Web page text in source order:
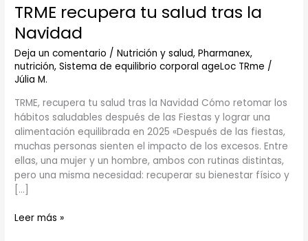
TRME recupera tu salud tras la
Navidad
Deja un comentario /Nutrición y salud,Pharmanex,
nutrición,Sistema de equilibrio corporal ageLoc TRme /
Júlia M.
TRME, recupera tu salud tras la Navidad Cómo retomar los
hábitos saludables después de las Fiestas y lograr una
alimentación equilibrada en 2025 «Después de las fiestas,
muchas personas sienten el impacto de los excesos. Entre
ellas, una mujer y un hombre, ambos con rutinas distintas,
pero una misma necesidad: recuperar su bienestar físico y
[…]
Leer más »